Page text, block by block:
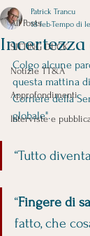
All Posts
SITTING DUCK
Notizie TT&A
Approfondimenti
Interviste e
Patrick Trancu
18 febTempo di
Colgo alcune
questa mattina
Corriere della
globale".
“Tutto diventa
“Fingere di
fatto, che